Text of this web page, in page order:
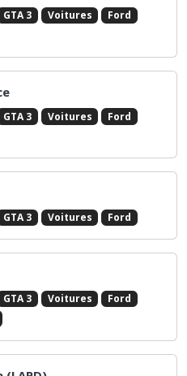
GTA 3
GTA 3